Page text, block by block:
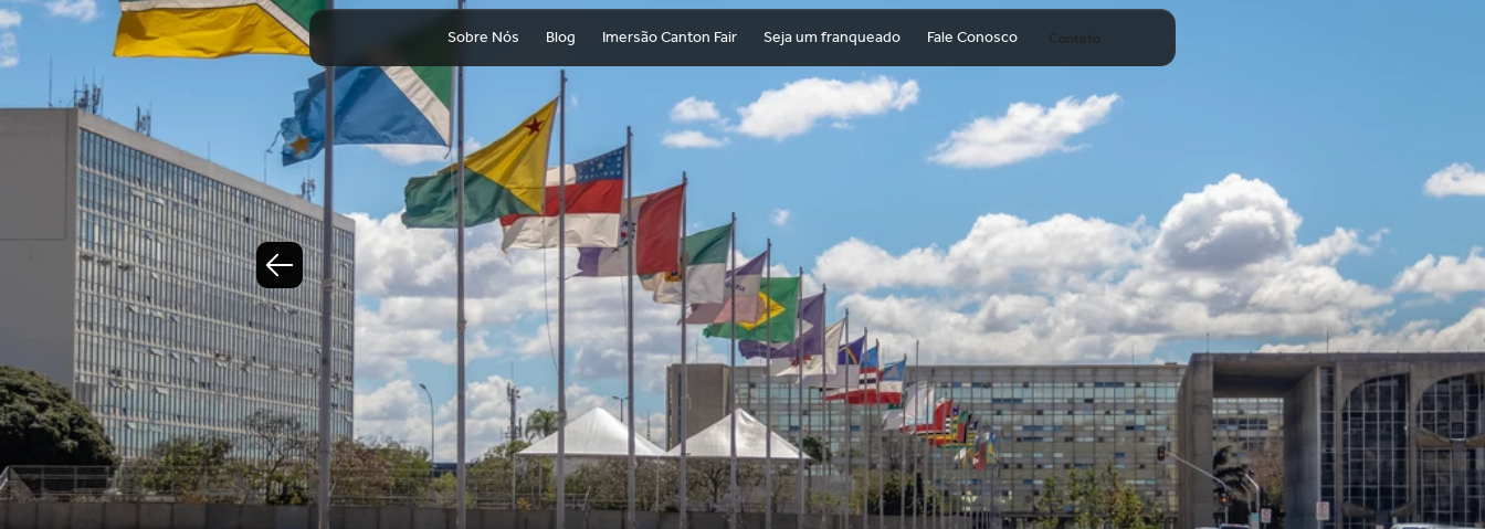
Sobre Nós Blog Imersão Canton Fair Seja um franqueado Fale Conosco Contato
MINISTÉRIODA
AGRICULTURAE
COMÉRCIOEXTERIOR